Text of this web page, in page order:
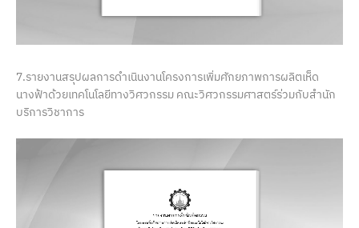
7.รายงานสรุปผลการดำเนินงานโครงการเพิ่มศักยภาพการผลิตเห็ด
นางฟ้าด้วยเทคโนโลยีทางวิศวกรรม คณะวิศวกรรมศาสตร์ร่วมกับสำนัก
บริการวิชาการ